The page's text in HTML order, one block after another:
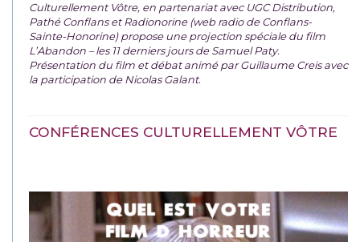
Culturellement Vôtre, en partenariat avec UGC Distribution,
Pathé Conflans et Radionorine (web radio de Conflans-
Sainte-Honorine) propose une projection spéciale du film
L’Abandon – les 11 derniers jours de Samuel Paty.
Présentation du film et débat animé par Guillaume Creis avec
la participation de Nicolas Galant.
CONFÉRENCES CULTURELLEMENT VÔTRE